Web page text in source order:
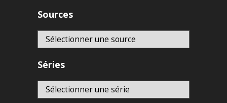
Sources
Séries